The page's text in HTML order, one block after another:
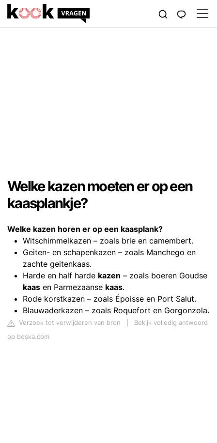
Welke kazen moeten er op een
kaasplankje?
Welke kazen horen er op een kaasplank?
Witschimmelkazen – zoals brie en camembert.
Geiten- en schapenkazen – zoals Manchego en
zachte geitenkaas.
Harde en half harde kazen – zoals boeren Goudse
kaas en Parmezaanse kaas.
Rode korstkazen – zoals Époisse en Port Salut.
Blauwaderkazen – zoals Roquefort en Gorgonzola.
Verzoek tot verwijderen van bron
Bekijk volledig antwoord
op boska.com